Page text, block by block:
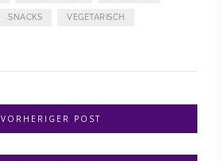
SNACKS VEGETARISCH
VORHERIGER POST